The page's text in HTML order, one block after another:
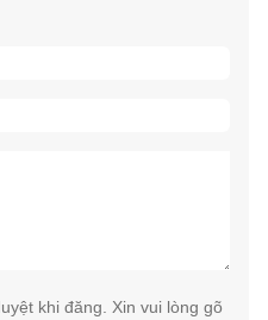
khi đăng. Xin vui lòng gõ